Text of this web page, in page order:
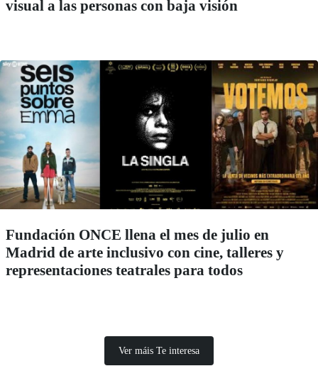
visual a las personas con baja visión
Fundación ONCE llena el mes de julio en
Madrid de arte inclusivo con cine, talleres y
representaciones teatrales para todos
Ver máis Te interesa